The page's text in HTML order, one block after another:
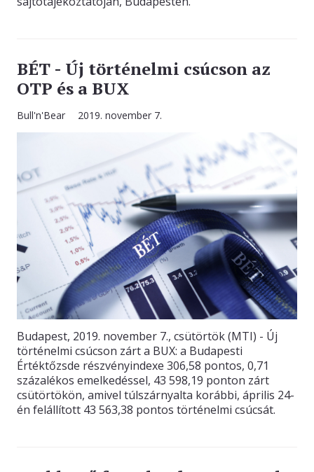
BÉT - Új történelmi csúcson az
OTP és a BUX
Bull'n'Bear 2019. november 7.
Budapest, 2019. november 7., csütörtök (MTI) - Új
történelmi csúcson zárt a BUX: a Budapesti
Értéktőzsde részvényindexe 306,58 pontos, 0,71
százalékos emelkedéssel, 43 598,19 ponton zárt
csütörtökön, amivel túlszárnyalta korábbi, április 24-
én felállított 43 563,38 pontos történelmi csúcsát.